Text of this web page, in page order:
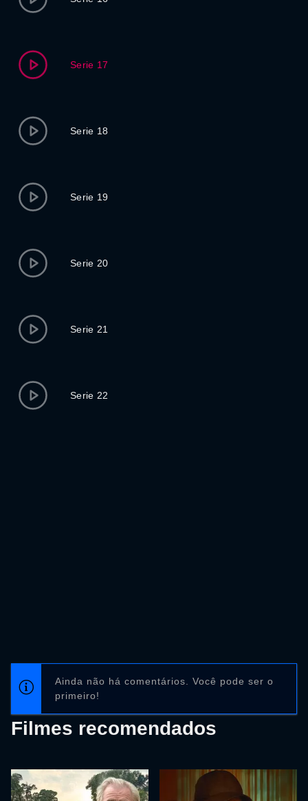
Serie 17
Serie 18
Serie 19
Serie 20
Serie 21
Serie 22
Ainda não há comentários. Você pode ser o
primeiro!
Filmes recomendados